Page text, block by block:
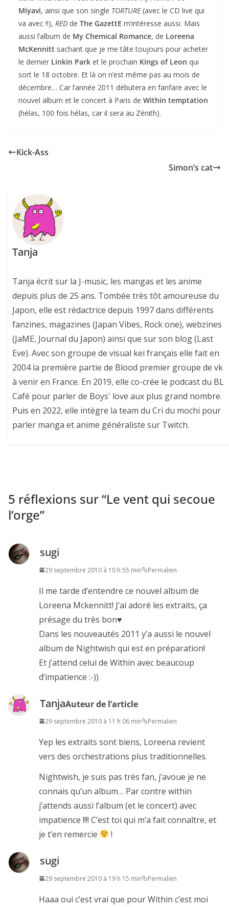
Miyavi, ainsi que son single TORTURE(avec le CD live qui
va avec !!), RED de The GazettE m’intéresse aussi. Mais
aussi l’album de My Chemical Romance, de Loreena
McKennitt sachant que je me tâte toujours pour acheter
le dernier Linkin Park et le prochain Kings of Leon qui
sort le 18 octobre. Et là on n’est même pas au mois de
décembre… Car l’année 2011 débutera en fanfare avec le
nouvel album et le concert à Paris de Within temptation
(hélas, 100 fois hélas, car il sera au Zénith).
Kick-Ass
Simon’s cat
Tanja
Tanja écrit sur la J-music, les mangas et les anime
depuis plus de 25 ans. Tombée très tôt amoureuse du
Japon, elle est rédactrice depuis 1997 dans différents
fanzines, magazines (Japan Vibes, Rock one), webzines
(JaME, Journal du Japon) ainsi que sur son blog (Last
Eve). Avec son groupe de visual kei français elle fait en
2004 la première partie de Blood premier groupe de vk
à venir en France. En 2019, elle co-crée le podcast du BL
Café pour parler de Boys' love aux plus grand nombre.
Puis en 2022, elle intègre la team du Cri du mochi pour
parler manga et anime généraliste sur Twitch.
5 réflexions sur “Le vent qui secoue
l’orge”
sugi
29 septembre 2010 à 10 h 55 min Permalien
Il me tarde d’entendre ce nouvel album de
Loreena Mckennitt! J’ai adoré les extraits, ça
présage du très bon♥
Dans les nouveautés 2011 y’a aussi le nouvel
album de Nightwish qui est en préparation!
Et j’attend celui de Within avec beaucoup
d’impatience :-))
TanjaAuteur de l’article
29 septembre 2010 à 11 h 06 min Permalien
Yep les extraits sont biens, Loreena revient
vers des orchestrations plus traditionnelles.
Nightwish, je suis pas très fan, j’avoue je ne
connais qu’un album… Par contre within
j’attends aussi l’album (et le concert) avec
impatience !!!! C’est toi qui m’a fait connaître, et
je t’en remercie
!
sugi
29 septembre 2010 à 19 h 15 min Permalien
Haaa oui c’est vrai que pour Within c’est moi